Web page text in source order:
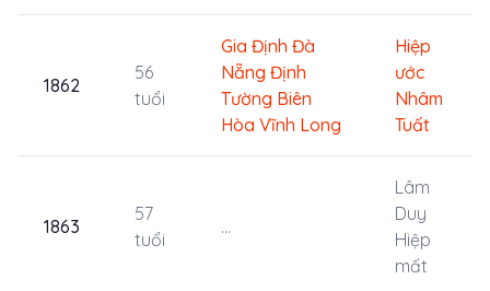
1862
56
tuổi
Gia Định Đà
Nẵng Định
Tường Biên
Hòa Vĩnh Long
Hiệp
ước
Nhâm
Tuất
1863
57
tuổi
...
Lâm
Duy
Hiệp
mất